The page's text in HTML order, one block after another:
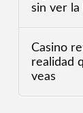
sin ver la
Casino
realidad
veas